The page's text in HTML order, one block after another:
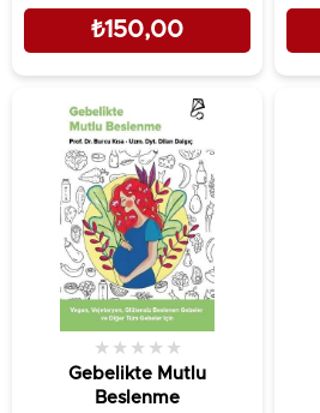
₺150,00
Gebelikte Mutlu
Beslenme
★ ★ ★ ★ ★